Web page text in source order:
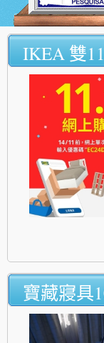
IKEA 雙
寶藏寢具